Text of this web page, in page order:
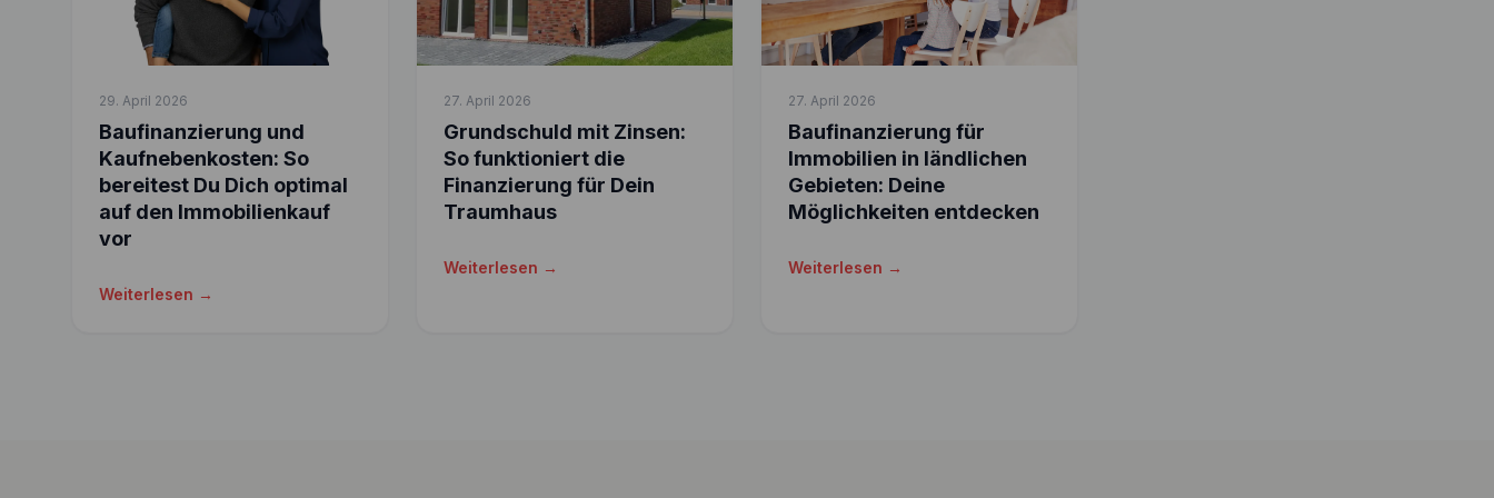
29. April 2026
Baufinanzierung und
Kaufnebenkosten: So
bereitest Du Dich optimal
auf den Immobilienkauf
vor
Weiterlesen →
27. April 2026
Grundschuld mit Zinsen:
So funktioniert die
Finanzierung für Dein
Traumhaus
Weiterlesen →
27. April 2026
Baufinanzierung für
Immobilien in ländlichen
Gebieten: Deine
Möglichkeiten entdecken
Weiterlesen →